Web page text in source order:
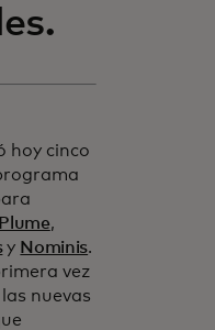
hoy cinco
Plume,
y Nominis.
vez
nuevas